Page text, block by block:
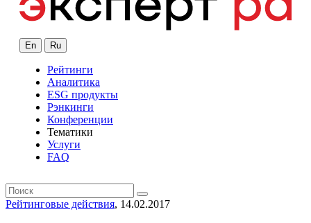
En Ru
Рейтинги
Аналитика
ESG продукты
Рэнкинги
Конференции
Тематики
Услуги
FAQ
Рейтинговые действия, 14.02.2017